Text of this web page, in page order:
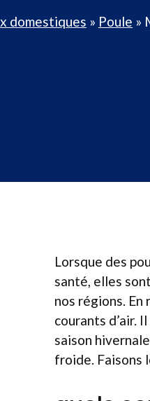
domestiques » Poule »
Lorsque des
santé, elles
nos régions.
courants d’air.
saison
froide. Faisons